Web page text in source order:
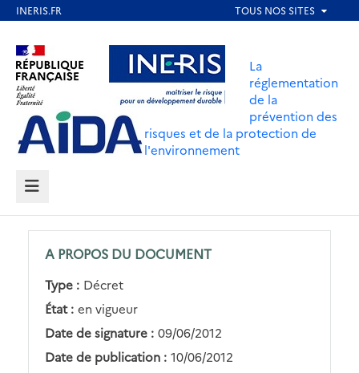
contenu
principal
Aller au contenu Aller au menu
Aller au pied de page
La
réglementation
de la
prévention des
risques et de la protection de
l'environnement
MENU
A PROPOS DU DOCUMENT
Type : Décret
État : en vigueur
Date de signature : 09/06/2012
Date de publication : 10/06/2012